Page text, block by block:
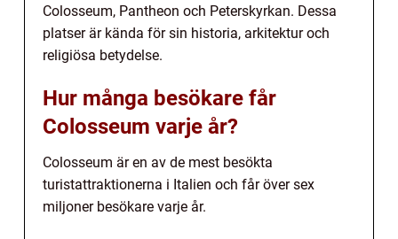
Colosseum, Pantheon och Peterskyrkan. Dessa
platser är kända för sin historia, arkitektur och
religiösa betydelse.
Hur många besökare får
Colosseum varje år?
Colosseum är en av de mest besökta
turistattraktionerna i Italien och får över sex
miljoner besökare varje år.